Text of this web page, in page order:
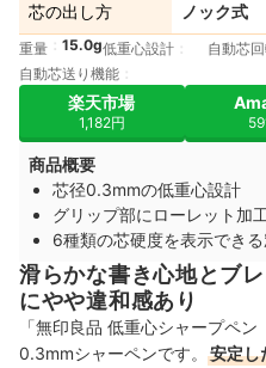
芯の出し方 ノック式
重量 15.0g低重心設計 自動芯
自動芯送り機能
楽天市場
1,182円
商品概要
芯径0.3mmの低重心設計
グリップ部にローレット加
6種類の芯硬度を表示でき
滑らかな書き心地とブ
にやや違和感あり
「無印良品 低重心シャープペ
0.3mmシャーペンです。
安定し